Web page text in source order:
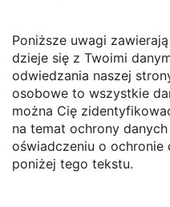
Poniższe uwagi
dzieje się z Twoimi
odwiedzania naszej
osobowe to wszystkie
można Cię
na temat ochrony
oświadczeniu o ochronie
poniżej tego tekstu.